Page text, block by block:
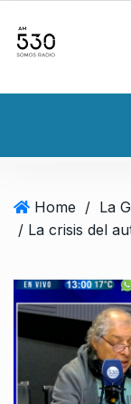
Home / La
/ La crisis del